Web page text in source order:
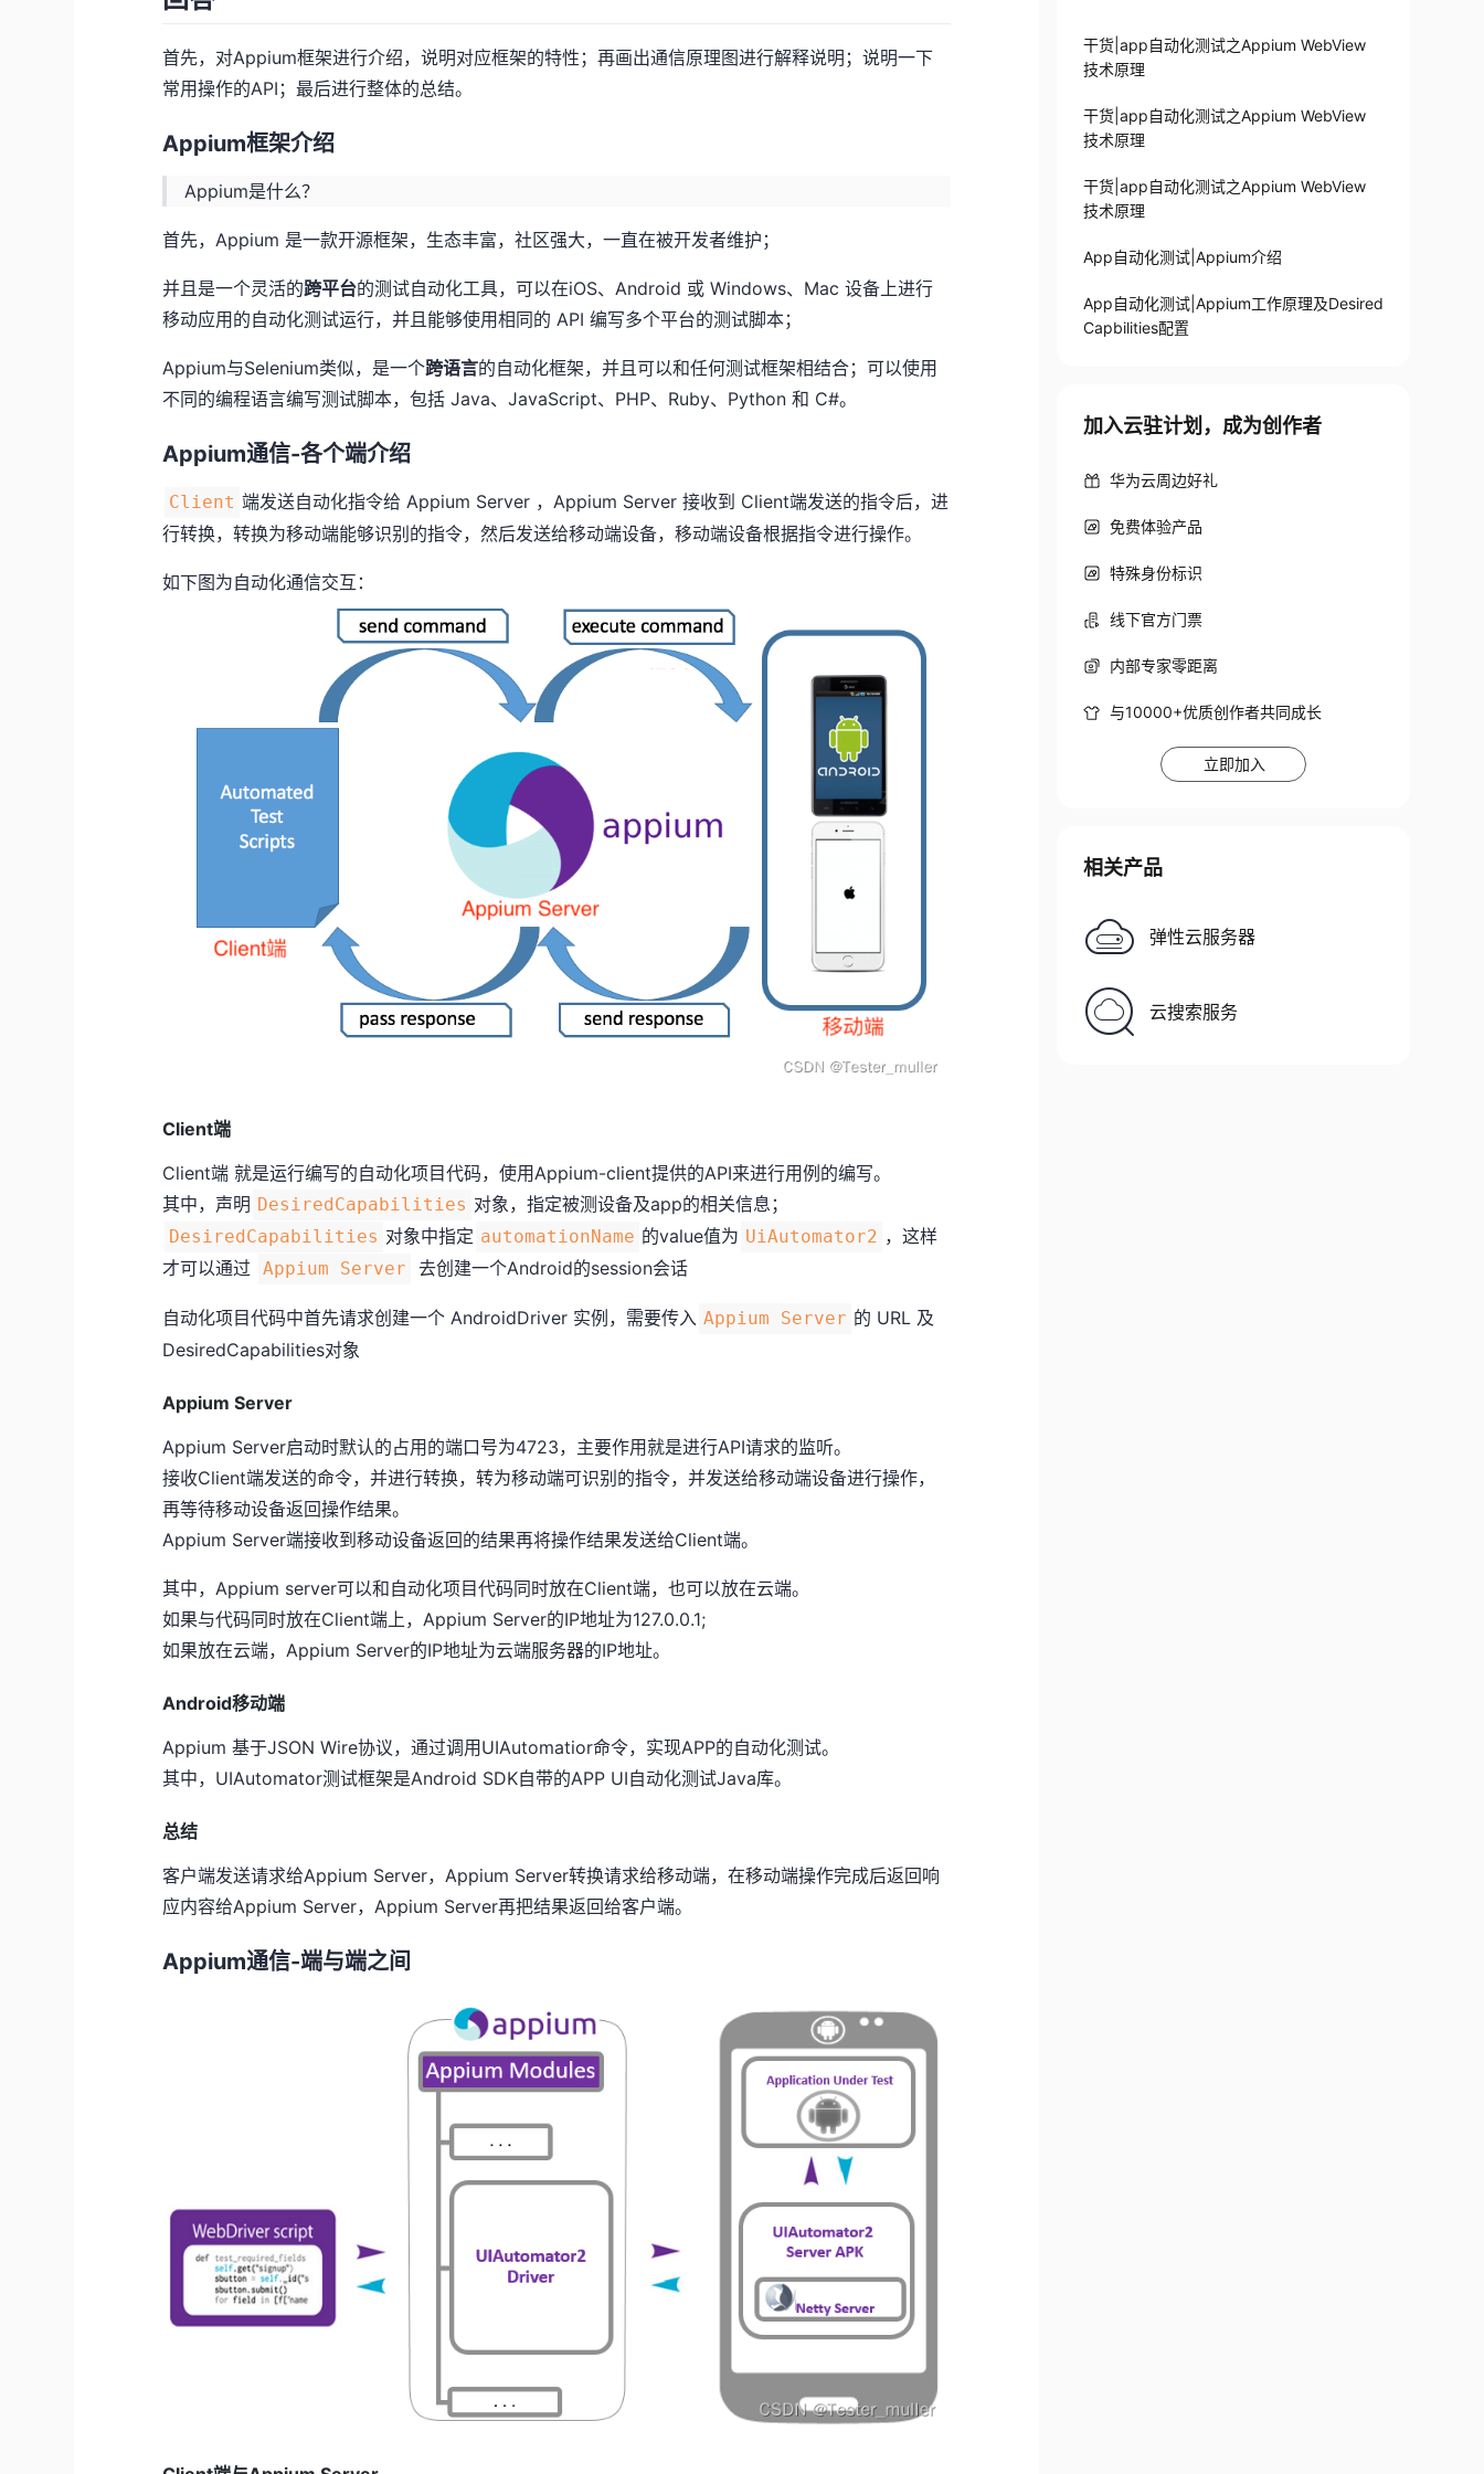
首先，对Appium框架进行介绍，说明对应框架的特性；再画出通信原理图进行解释说明；说明一下
常用操作的API；最后进行整体的总结。
Appium框架介绍
Appium是什么？
首先，Appium 是一款开源框架，生态丰富，社区强大，一直在被开发者维护；
并且是一个灵活的跨平台的测试自动化工具，可以在iOS、Android 或 Windows、Mac 设备上进行
移动应用的自动化测试运行，并且能够使用相同的 API 编写多个平台的测试脚本；
Appium与Selenium类似，是一个跨语言的自动化框架，并且可以和任何测试框架相结合；可以使用
不同的编程语言编写测试脚本，包括 Java、JavaScript、PHP、Ruby、Python 和 C#。
Appium通信-各个端介绍
Client 端发送自动化指令给 Appium Server ，Appium Server 接收到 Client端发送的指令后，进
行转换，转换为移动端能够识别的指令，然后发送给移动端设备，移动端设备根据指令进行操作。
如下图为自动化通信交互：
Client端
Client端 就是运行编写的自动化项目代码，使用Appium-client提供的API来进行用例的编写。
其中，声明 DesiredCapabilities 对象，指定被测设备及app的相关信息；
DesiredCapabilities 对象中指定 automationName 的value值为 UiAutomator2 ，这样
才可以通过
Appium Server 去创建一个Android的session会话
自动化项目代码中首先请求创建一个 AndroidDriver 实例，需要传入 Appium Server 的 URL 及
DesiredCapabilities对象
Appium Server
Appium Server启动时默认的占用的端口号为4723，主要作用就是进行API请求的监听。
接收Client端发送的命令，并进行转换，转为移动端可识别的指令，并发送给移动端设备进行操作，
再等待移动设备返回操作结果。
Appium Server端接收到移动设备返回的结果再将操作结果发送给Client端。
其中，Appium server可以和自动化项目代码同时放在Client端，也可以放在云端。
如果与代码同时放在Client端上，Appium Server的IP地址为127.0.0.1;
如果放在云端，Appium Server的IP地址为云端服务器的IP地址。
Android移动端
Appium 基于JSON Wire协议，通过调用UIAutomatior命令，实现APP的自动化测试。
其中，UIAutomator测试框架是Android SDK自带的APP UI自动化测试Java库。
总结
客户端发送请求给Appium Server，Appium Server转换请求给移动端，在移动端操作完成后返回响
应内容给Appium Server，Appium Server再把结果返回给客户端。
Appium通信-端与端之间
干货|app自动化测试之Appium WebView
技术原理
干货|app自动化测试之Appium WebView
技术原理
干货|app自动化测试之Appium WebView
技术原理
App自动化测试|Appium介绍
App自动化测试|Appium工作原理及Desired
Capbilities配置
加入云驻计划，成为创作者
华为云周边好礼
免费体验产品
特殊身份标识
线下官方门票
内部专家零距离
与10000+优质创作者共同成长
立即加入
相关产品
弹性云服务器
云搜索服务